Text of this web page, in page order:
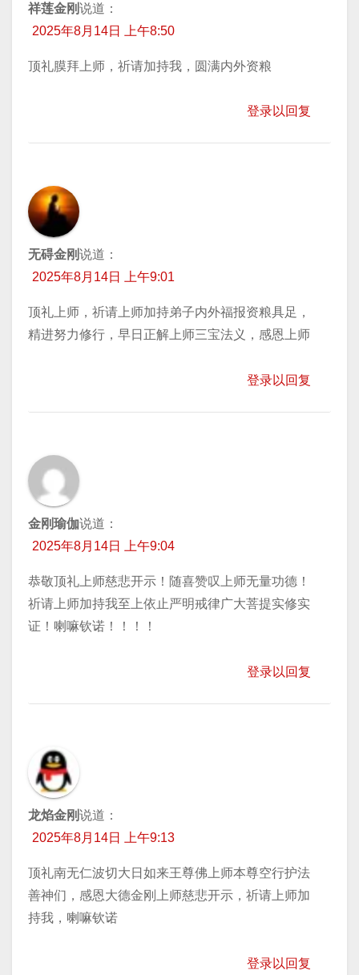
祥莲金刚说道：
2025年8月14日 上午8:50
顶礼膜拜上师，祈请加持我，圆满内外资粮
登录以回复
无碍金刚说道：
2025年8月14日 上午9:01
顶礼上师，祈请上师加持弟子内外福报资粮具足，
精进努力修行，早日正解上师三宝法义，感恩上师
登录以回复
金刚瑜伽说道：
2025年8月14日 上午9:04
恭敬顶礼上师慈悲开示！随喜赞叹上师无量功德！
祈请上师加持我至上依止严明戒律广大菩提实修实
证！喇嘛钦诺！！！！
登录以回复
龙焰金刚说道：
2025年8月14日 上午9:13
顶礼南无仁波切大日如来王尊佛上师本尊空行护法
善神们，感恩大德金刚上师慈悲开示，祈请上师加
持我，喇嘛钦诺
登录以回复